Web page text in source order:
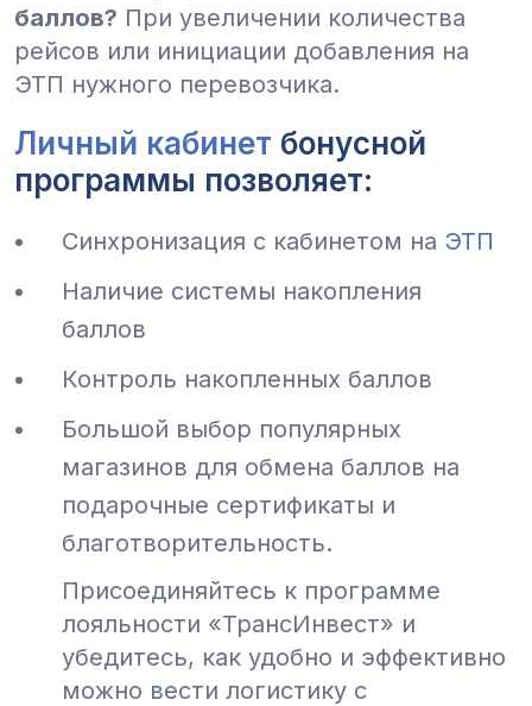
баллов? При увеличении количества
рейсов или инициации добавления на
ЭТП нужного перевозчика.
Личный кабинет бонусной
программы позволяет:
Синхронизация с кабинетом на ЭТП
Наличие системы накопления
баллов
Контроль накопленных баллов
Большой выбор популярных
магазинов для обмена баллов на
подарочные сертификаты и
благотворительность.
Присоединяйтесь к программе
лояльности «ТрансИнвест» и
убедитесь, как удобно и эффективно
можно вести логистику с